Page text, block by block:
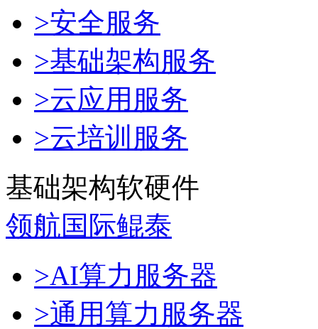
>安全服务
>基础架构服务
>云应用服务
>云培训服务
基础架构软硬件
领航国际鲲泰
>AI算力服务器
>通用算力服务器